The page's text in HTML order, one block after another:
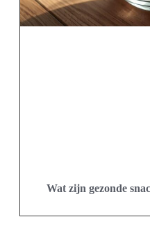
Wat zijn gezonde